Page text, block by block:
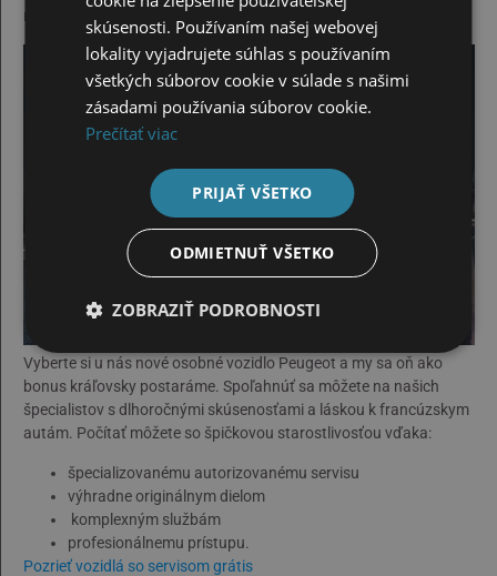
najpredávanejšie autá v Európe.
Vyberte si u nás nové osobné vozidlo Peugeot a my sa oň ako
bonus kráľovsky postaráme. Spoľahnúť sa môžete na našich
špecialistov s dlhoročnými skúsenosťami a láskou k francúzskym
autám. Počítať môžete so špičkovou starostlivosťou vďaka:
špecializovanému autorizovanému servisu
výhradne originálnym dielom
komplexným službám
profesionálnemu prístupu.
Pozrieť vozidlá so servisom grátis
skúsenosti. Používaním našej webovej
lokality vyjadrujete súhlas s používaním
všetkých súborov cookie v súlade s našimi
zásadami používania súborov cookie.
Prečítať viac
PRIJAŤ VŠETKO
ODMIETNUŤ VŠETKO
ZOBRAZIŤ PODROBNOSTI